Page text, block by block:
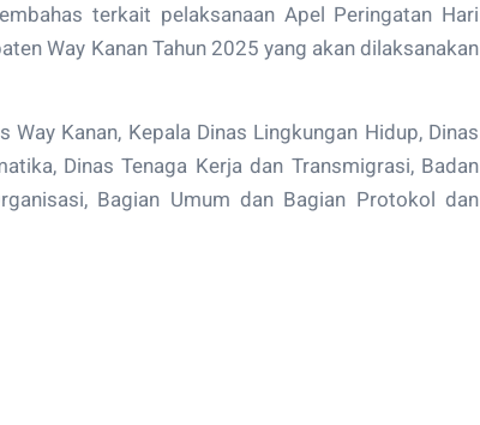
terkait pelaksanaan Apel Peringatan Hari
Way Kanan Tahun 2025 yang akan dilaksanakan
Kanan, Kepala Dinas Lingkungan Hidup, Dinas
Dinas Tenaga Kerja dan Transmigrasi, Badan
Bagian Umum dan Bagian Protokol dan